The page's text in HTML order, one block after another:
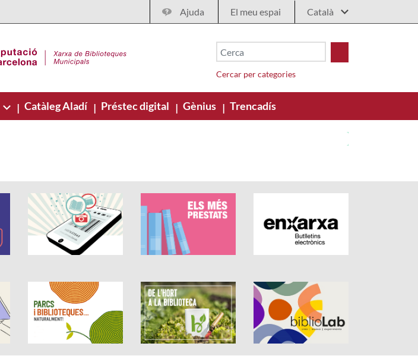
Ajuda El meu espai
Cercar per categories
| Catàleg Aladí | Préstec digital | Gènius | Trencadís